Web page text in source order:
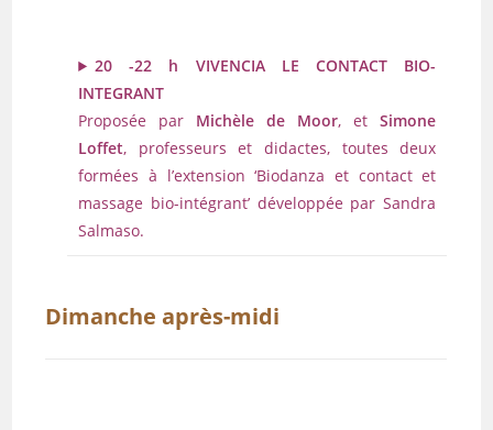
20 -22 h VIVENCIA LE CONTACT BIO-
INTEGRANT
Proposée par Michèle de Moor, etSimone
Loffet, professeurs et didactes, toutes deux
formées à l’extension ‘Biodanza et contact et
massage bio-intégrant’ développée par Sandra
Salmaso.
Dimanche après-midi